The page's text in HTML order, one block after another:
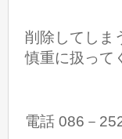
削除してしま
慎重に扱って
電話 086－